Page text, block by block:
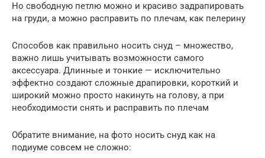
Но свободную петлю можно и красиво задрапировать
на груди, а можно расправить по плечам, как пелерину
Способов как правильно носить снуд – множество,
важно лишь учитывать возможности самого
аксессуара. Длинные и тонкие — исключительно
эффектно создают сложные драпировки, короткий и
широкий можно просто накинуть на голову, а при
необходимости снять и расправить по плечам
Обратите внимание, на фото носить снуд как на
подиуме совсем не сложно: